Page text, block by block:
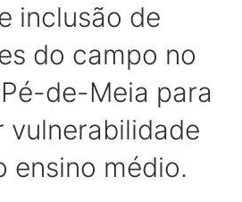
inclusão de
do campo no
de-Meia para
vulnerabilidade
ensino médio.